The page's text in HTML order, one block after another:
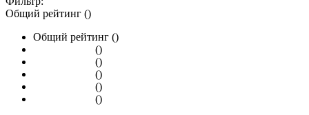
Общий рейтинг ()
Общий рейтинг ()
()
()
()
()
()